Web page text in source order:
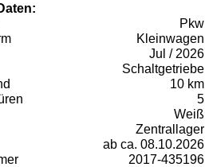
Pkw
Kleinwagen
Jul / 2026
Schaltgetriebe
10 km
5
Weiß
Zentrallager
ab ca. 08.10.2026
2017-435196